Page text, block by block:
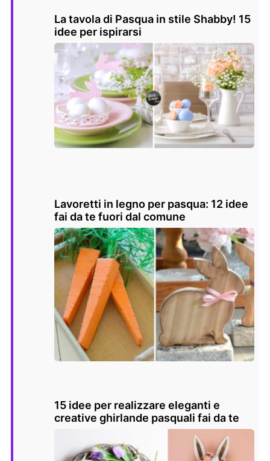
La tavola di Pasqua in stile Shabby! 15
idee per ispirarsi
Lavoretti in legno per pasqua: 12 idee
fai da te fuori dal comune
15 idee per realizzare eleganti e
creative ghirlande pasquali fai da te